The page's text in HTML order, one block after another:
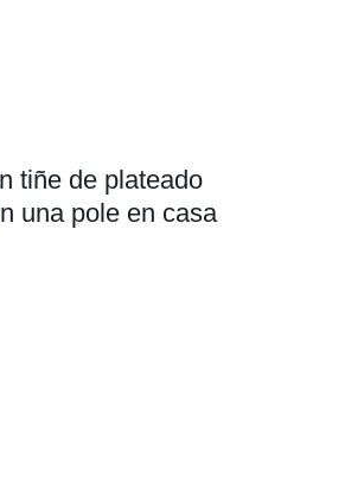
tiñe de plateado
una pole en casa